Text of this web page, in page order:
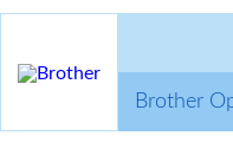
Brother